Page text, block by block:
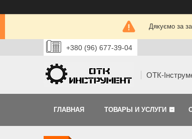
Дякуємо за
+380 (96) 677-39-04
ОТК-
ГЛАВНАЯ ТОВАРЫ И УСЛУГИ